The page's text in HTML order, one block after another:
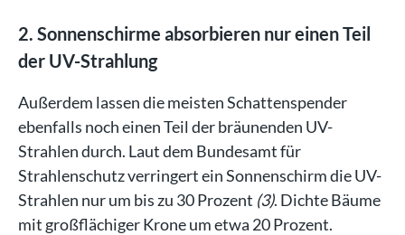
2. Sonnenschirme absorbieren nur einen Teil
der UV-Strahlung
Außerdem lassen die meisten Schattenspender
ebenfalls noch einen Teil der bräunenden UV-
Strahlen durch. Laut dem Bundesamt für
Strahlenschutz verringert ein Sonnenschirm die UV-
Strahlen nur um bis zu 30 Prozent (3). Dichte Bäume
mit großflächiger Krone um etwa 20 Prozent.